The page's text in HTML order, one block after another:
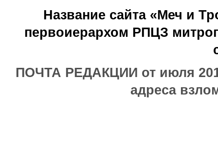
Название сайта «Меч и
первоиерархом РПЦЗ
ПОЧТА РЕДАКЦИИ от июля
адреса